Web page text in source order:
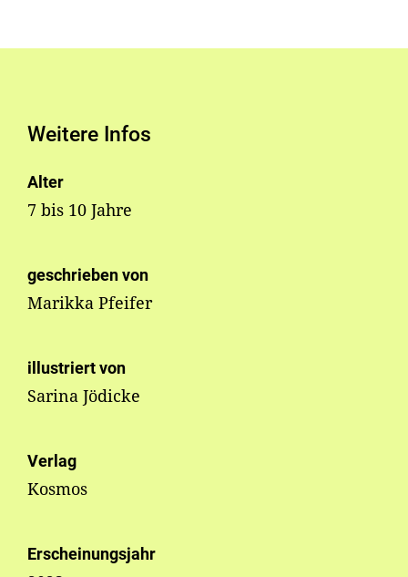
Weitere Infos
Alter
7 bis 10 Jahre
geschrieben von
Marikka Pfeifer
illustriert von
Sarina Jödicke
Verlag
Kosmos
Erscheinungsjahr